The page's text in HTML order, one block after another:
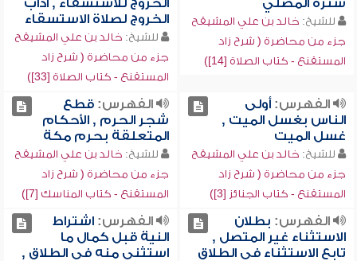
سترة المصلي
للشيخ: خالد بن علي المشيقح
جزء من محاضرة ( شرح زاد
المستقنع - كتاب الصلاة [14])
الخروج للاستسقاء , آداب
الخروج لصلاة الاستسقاء
للشيخ: خالد بن علي المشيقح
جزء من محاضرة ( شرح زاد
المستقنع - كتاب الصلاة [33])
الفهرس:أولى
الناس بغسل الميت ,
غسل الميت
للشيخ: خالد بن علي المشيقح
جزء من محاضرة ( شرح زاد
المستقنع - كتاب الجنائز [3])
الفهرس:قطع
شجر الحرم , الأحكام
المتعلقة بحرم مكة
للشيخ: خالد بن علي المشيقح
جزء من محاضرة ( شرح زاد
المستقنع - كتاب المناسك [7])
الفهرس: بطلان
الاستثناء غير المتصل ,
تابع الاستثناء في الطلاق
الفهرس:اشتراط
النية قبل كمال ما
استثني منه في الطلاق ,